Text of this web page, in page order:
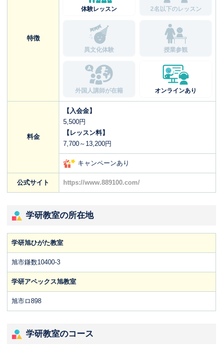
特徴
体験レッスン 2名以下のレッスン
異文化体験 授業参観
外国人講師が在籍 オンラインあり
料金
【入会金】
5,500円
【レッスン料】
7,700～13,200円
キャンペーンあり
公式サイト https://www.889100.com/
学研教室の所在地
学研旭ひがた教室
旭市鎌数10400‐3
学研アペックス旭教室
旭市ロ898
学研教室のコース